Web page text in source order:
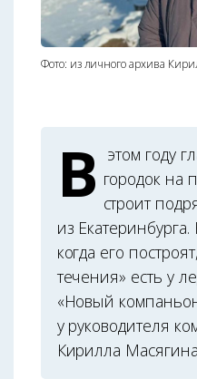
Фото: из личного архива
В этом году
городок на
строит
из
когда его
течения» есть у
«Новый
у руководителя
Кирилла